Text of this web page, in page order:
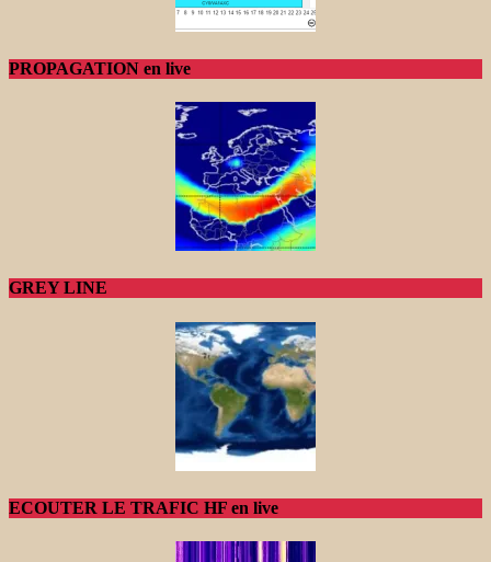
PROPAGATION en live
GREY LINE
ECOUTER LE TRAFIC HF en live